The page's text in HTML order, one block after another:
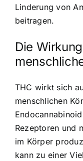
Linderung von
beitragen.
Die
THC wirkt sich
menschlichen
Rezeptoren und
im Körper
kann zu einer